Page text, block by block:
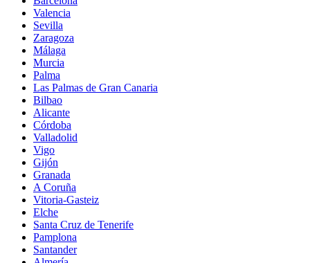
Valencia
Sevilla
Zaragoza
Málaga
Murcia
Palma
Las Palmas de Gran Canaria
Bilbao
Alicante
Córdoba
Valladolid
Vigo
Gijón
Granada
A Coruña
Vitoria-Gasteiz
Elche
Santa Cruz de Tenerife
Pamplona
Santander